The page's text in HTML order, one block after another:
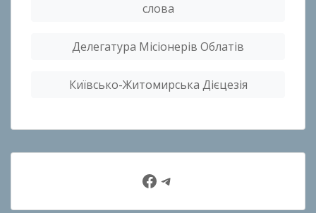
слова
Делегатура Місіонерів Облатів
Київсько-Житомирська Дієцезія
Facebook
Telegram